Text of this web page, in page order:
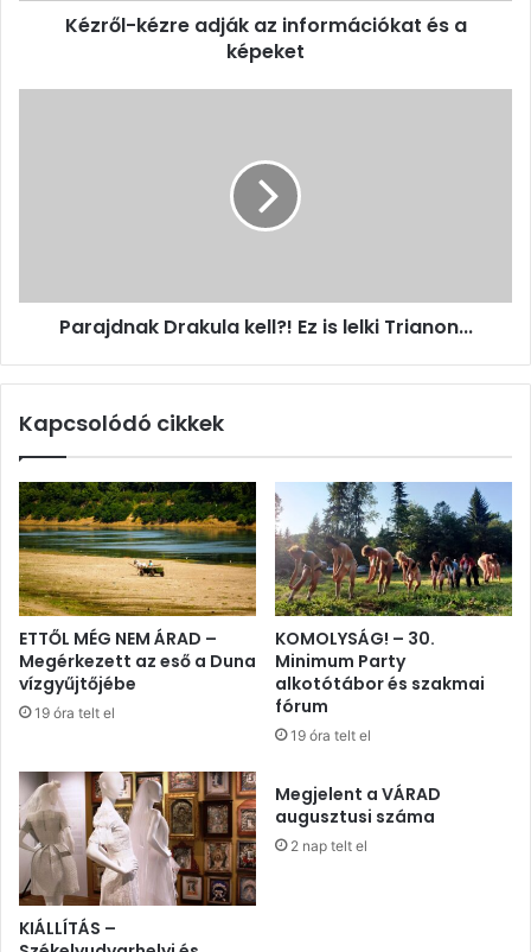
Kézről-kézre adják az információkat és a
képeket
Parajdnak Drakula kell?! Ez is lelki Trianon...
Kapcsolódó cikkek
ETTŐL MÉG NEM ÁRAD –
Megérkezett az eső a Duna
vízgyűjtőjébe
19 óra telt el
KOMOLYSÁG! – 30.
Minimum Party
alkotótábor és szakmai
fórum
19 óra telt el
KIÁLLÍTÁS –
Megjelent a VÁRAD
augusztusi száma
2 nap telt el